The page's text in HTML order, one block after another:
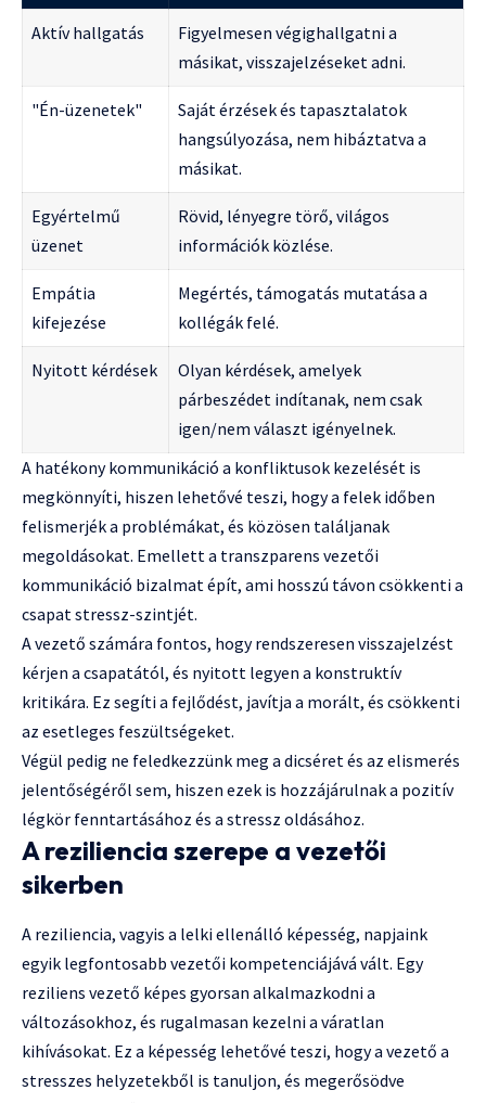
Aktív hallgatás
Figyelmesen végighallgatni a
másikat, visszajelzéseket adni.
"Én-üzenetek"
Saját érzések és tapasztalatok
hangsúlyozása, nem hibáztatva a
másikat.
Egyértelmű
üzenet
Rövid, lényegre törő, világos
információk közlése.
Empátia
kifejezése
Megértés, támogatás mutatása a
kollégák felé.
Nyitott kérdések
Olyan kérdések, amelyek
párbeszédet indítanak, nem csak
igen/nem választ igényelnek.
A hatékony kommunikáció a konfliktusok kezelését is
megkönnyíti, hiszen lehetővé teszi, hogy a felek időben
felismerjék a problémákat, és közösen találjanak
megoldásokat. Emellett a transzparens vezetői
kommunikáció bizalmat épít, ami hosszú távon csökkenti a
csapat stressz-szintjét.
A vezető számára fontos, hogy rendszeresen visszajelzést
kérjen a csapatától, és nyitott legyen a konstruktív
kritikára. Ez segíti a fejlődést, javítja a morált, és csökkenti
az esetleges feszültségeket.
Végül pedig ne feledkezzünk meg a dicséret és az elismerés
jelentőségéről sem, hiszen ezek is hozzájárulnak a pozitív
légkör fenntartásához és a stressz oldásához.
A reziliencia szerepe a vezetői
sikerben
A reziliencia, vagyis a lelki ellenálló képesség, napjaink
egyik legfontosabb vezetői kompetenciájává vált. Egy
reziliens vezető képes gyorsan alkalmazkodni a
változásokhoz, és rugalmasan kezelni a váratlan
kihívásokat. Ez a képesség lehetővé teszi, hogy a vezető a
stresszes helyzetekből is tanuljon, és megerősödve